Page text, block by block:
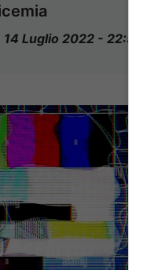
14 Luglio 2022 - 22:57